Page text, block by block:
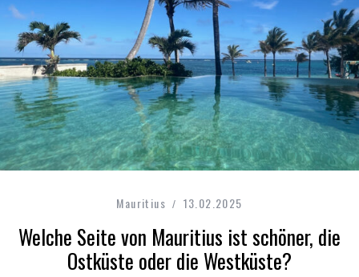
Mauritius 13.02.2025
Welche Seite von Mauritius ist schöner, die
Ostküste oder die Westküste?